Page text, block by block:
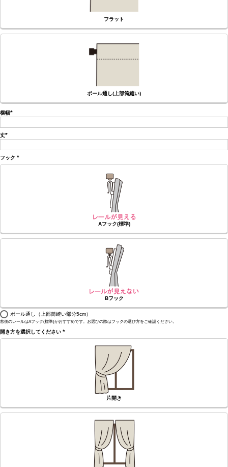
フラット
ポール通し(上部筒縫い)
横幅
須)
丈
須)
フック
(必
Aフック(標準)
Bフック
ポール通し（上部筒縫い部分5cm）
窓側のレールはAフック(標準)がおすすめです。お選びの際はフックの選び方をご確認ください。
開き方を選択してください
(必
片開き